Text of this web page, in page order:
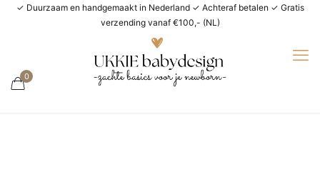
✓ Duurzaam en handgemaakt in Nederland ✓ Achteraf betalen ✓ Gratis
verzending vanaf €100,- (NL)
0